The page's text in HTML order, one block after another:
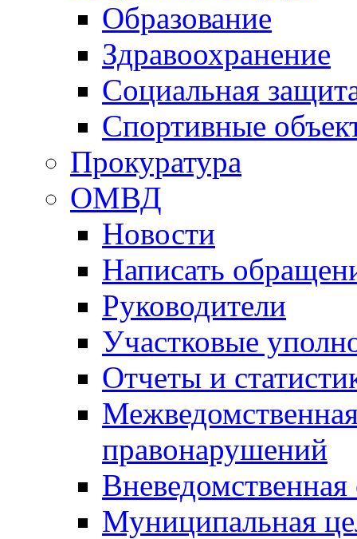
Образование
Здравоохранение
Социальная
Спортивные
Прокуратура
ОМВД
Новости
Написать
Руководители
Участковые
Отчеты и
правонарушений
Вневедомственная
Муниципальная